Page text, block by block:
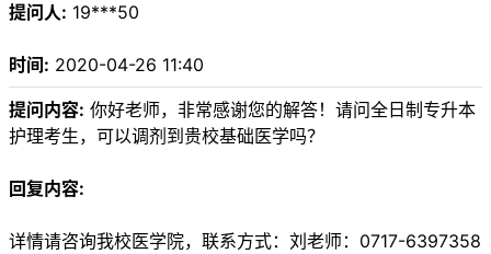
提问人: 19***50
时间: 2020-04-26 11:40
提问内容: 你好老师，非常感谢您的解答！请问全日制专升本
护理考生，可以调剂到贵校基础医学吗？
回复内容:
详情请咨询我校医学院，联系方式：刘老师：0717-6397358